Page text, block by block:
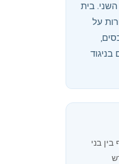
בית
על
בני